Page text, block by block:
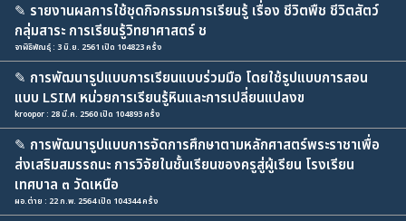
✎ รายงานผลการใช้ชุดกิจกรรมการเรียนรู้ เรื่อง ชีวิตพืช ชีวิตสัตว์
กลุ่มสาระ การเรียนรู้วิทยาศาสตร์ ช
จาฬิธิพัณธุ์ : 3 มิ.ย. 2561 เปิด 104823 ครั้ง
✎ การพัฒนารูปแบบการเรียนแบบร่วมมือ โดยใช้รูปแบบการสอน
แบบ LSIM หน่วยการเรียนรู้หินและการเปลี่ยนแปลงข
kroopor : 28 มี.ค. 2560 เปิด 104893 ครั้ง
✎ การพัฒนารูปแบบการจัดการศึกษาตามหลักศาสตร์พระราชาเพื่อ
ส่งเสริมสมรรถนะ การวิจัยในชั้นเรียนของครูสู่ผู้เรียน โรงเรียน
เทศบาล ๓ วัดเหนือ
ผอ.ต่าย : 22 ก.พ. 2564 เปิด 104344 ครั้ง